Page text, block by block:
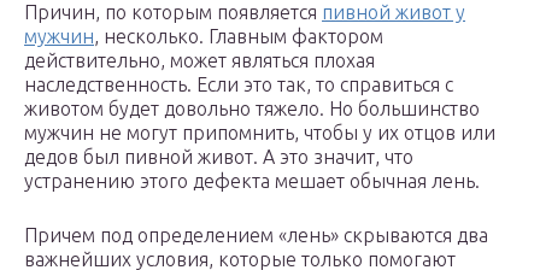
Причин, по которым появляется пивной живот у
мужчин, несколько. Главным фактором
действительно, может являться плохая
наследственность. Если это так, то справиться с
животом будет довольно тяжело. Но большинство
мужчин не могут припомнить, чтобы у их отцов или
дедов был пивной живот. А это значит, что
устранению этого дефекта мешает обычная лень.
Причем под определением «лень» скрываются два
важнейших условия, которые только помогают